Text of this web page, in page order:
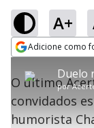
A+
Adicione como
a
window.
modal
Lamentamos,
por
O último
convidados
humorista